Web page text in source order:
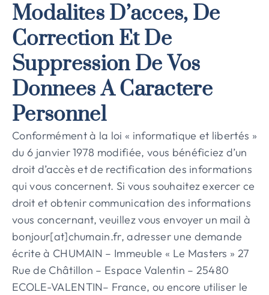
Modalites D’acces, De
Correction Et De
Suppression De Vos
Donnees A Caractere
Personnel
Conformément à la loi « informatique et libertés »
du 6 janvier 1978 modifiée, vous bénéficiez d’un
droit d’accès et de rectification des informations
qui vous concernent. Si vous souhaitez exercer ce
droit et obtenir communication des informations
vous concernant, veuillez vous envoyer un mail à
bonjour[at]chumain.fr, adresser une demande
écrite à CHUMAIN – Immeuble « Le Masters » 27
Rue de Châtillon – Espace Valentin – 25480
ECOLE-VALENTIN– France, ou encore utiliser le